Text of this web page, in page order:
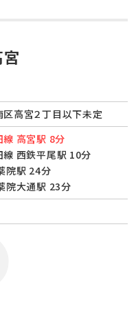
高宮２丁目以下未定
線 高宮駅 8分
線 西鉄平尾駅 10分
院駅 24分
院大通駅 23分